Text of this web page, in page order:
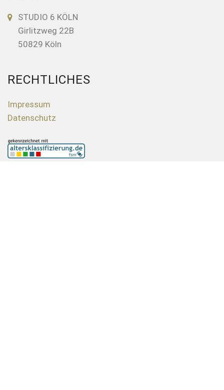
STUDIO 6 KÖLN
Girlitzweg 22B
50829 Köln
RECHTLICHES
Impressum
Datenschutz